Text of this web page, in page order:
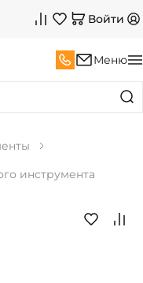
Войти
Меню
инструмента